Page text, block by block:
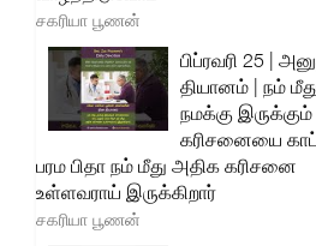
சகரியா பூணன்
பிப்ரவரி 25 |
தியானம் | நம்
நமக்கு இருக்கும்
கரிசனையை
பரம பிதா நம் மீது அதிக கரிசனை
உள்ளவராய் இருக்கிறார்
சகரியா பூணன்